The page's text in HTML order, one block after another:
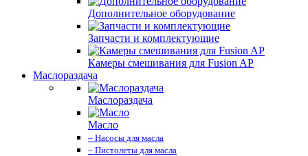
Дополнительное оборудование
Запчасти и комплектующие
Камеры смешивания для Fusion AP
Маслораздача
Маслораздача
Масло
– Насосы для масла
– Пистолеты для масла